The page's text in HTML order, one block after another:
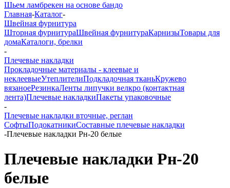
Шьем ламбрекен на основе бандо
Главная-Каталог-
Швейная фурнитура
Шторная фурнитураШвейная фурнитураКарнизыТовары для
домаКаталоги, брелки
-
Плечевые накладки
Прокладочные материалы - клеевые и
неклеевыеУтеплителиПодкладочная тканьКружево
вязаноеРезинкаЛенты липучки велкро (контактная
лента)Плечевые накладкиПакеты упаковочные
-
Плечевые накладки вточные, реглан
СофтыПодокатникиСоставные плечевые накладки
-Плечевые накладки Рн-20 белые
Плечевые накладки Рн-20
белые